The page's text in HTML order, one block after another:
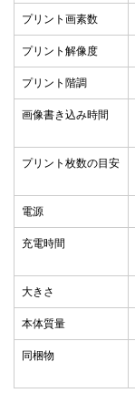
プリント画素数
プリント解像度
プリント階調
画像書き込み時間
プリント枚数の目安
電源
充電時間
大きさ
本体質量
同梱物